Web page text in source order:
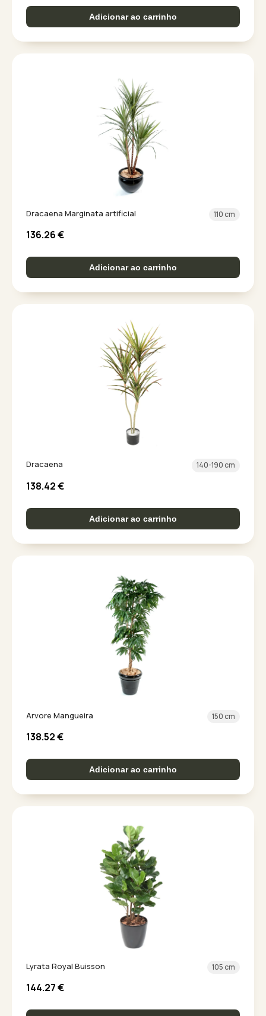
Adicionar ao carrinho
Dracaena Marginata artificial 110 cm
136.26€
Adicionar ao carrinho
Dracaena 140-190 cm
138.42€
Adicionar ao carrinho
Arvore Mangueira 150 cm
138.52€
Adicionar ao carrinho
Lyrata Royal Buisson 105 cm
144.27€